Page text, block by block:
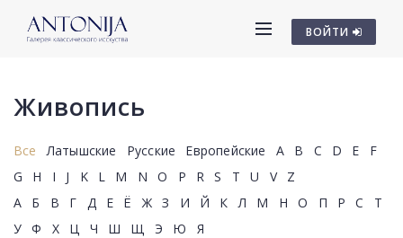
ВОЙТИ
Живопись
Все Латышские Русские Европейские A B C D E
F
G
H I J K L M N O P R S T U V
Z
А
Б В Г Д Е Ё Ж З И Й К Л М Н О П Р С
Т
У
Ф Х Ц Ч Ш Щ Э Ю Я